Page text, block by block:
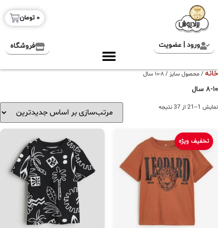
0 تومان
ورود | عضویت فروشگاه
خانه / محصول سایز / ۸-۱۰ سال
۸-۱۰ سال
نمایش 1–21 از 37 نتیجه
تخفیف ویژه